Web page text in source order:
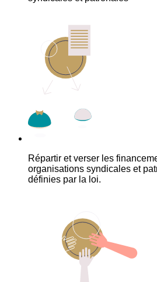
Répartir et verser les
organisations syndicales et
définies par la loi.